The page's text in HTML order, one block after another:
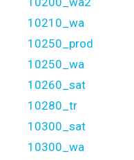
10210_wa
10250_prod
10250_wa
10260_sat
10280_tr
10300_sat
10300_wa